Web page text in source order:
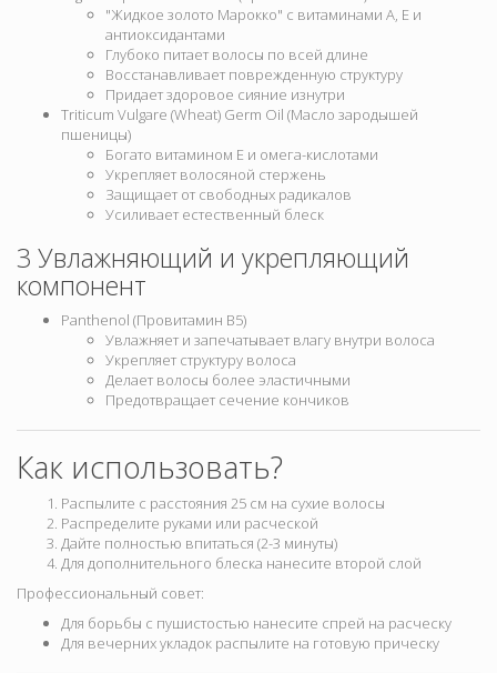
"Жидкое золото Марокко" с витаминами A, E и
антиоксидантами
Глубоко питает волосы по всей длине
Восстанавливает поврежденную структуру
Придает здоровое сияние изнутри
Triticum Vulgare (Wheat) Germ Oil (Масло зародышей
пшеницы)
Богато витамином E и омега-кислотами
Укрепляет волосяной стержень
Защищает от свободных радикалов
Усиливает естественный блеск
3 Увлажняющий и укрепляющий
компонент
Panthenol (Провитамин B5)
Увлажняет и запечатывает влагу внутри волоса
Укрепляет структуру волоса
Делает волосы более эластичными
Предотвращает сечение кончиков
Как использовать?
Распылите с расстояния 25 см на сухие волосы
Распределите руками или расческой
Дайте полностью впитаться (2-3 минуты)
Для дополнительного блеска нанесите второй слой
Профессиональный совет:
Для борьбы с пушистостью нанесите спрей на расческу
Для вечерних укладок распылите на готовую прическу